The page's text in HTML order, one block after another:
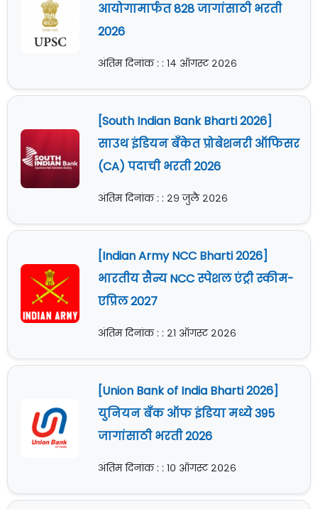
आयोगामार्फत 828 जागांसाठी भरती
2026
अंतिम दिनांक : : १४ ऑगस्ट २०२६
[South Indian Bank Bharti 2026]
साउथ इंडियन बँकेत प्रोबेशनरी ऑफिसर
(CA) पदाची भरती 2026
अंतिम दिनांक : : २९ जुलै २०२६
[Indian Army NCC Bharti 2026]
भारतीय सैन्य NCC स्पेशल एंट्री स्कीम-
एप्रिल 2027
अंतिम दिनांक : : २१ ऑगस्ट २०२६
[Union Bank of India Bharti 2026]
युनियन बँक ऑफ इंडिया मध्ये 395
जागांसाठी भरती 2026
अंतिम दिनांक : : १० ऑगस्ट २०२६